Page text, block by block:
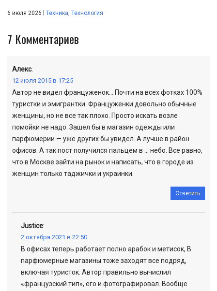
6 июля 2026 Техника, Технология
7 Комментариев
Алекс:
12 июля 2015 в 17:25
Автор не видел француженок… Почти на всех фотках 100%
туристки и эмигрантки. Француженки довольно обычные
женщины, но не все так плохо. Просто искать возле
помойки не надо. Зашел бы в магазин одежды или
парфюмерии — уже других бы увидел. А лучше в район
офисов. А так пост получился пальцем в … небо. Все равно,
что в Москве зайти на рынок и написать, что в городе из
женщин только таджички и украинки.
Ответить
Justice:
2 октября 2021 в 22:50
В офисах теперь работает полно арабок и метисок, В
парфюмерные магазины тоже заходят все подряд,
включая туристок. Автор правильно вычислил
«французский тип», его и фотографировал. Вообще